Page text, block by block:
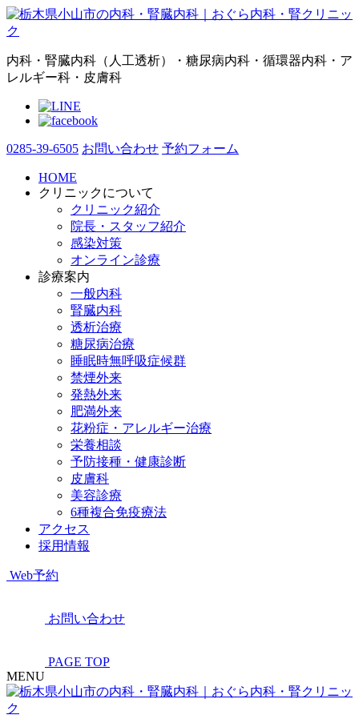
内科・腎臓内科（人工透析）・糖尿病内科・循環器内科・ア
レルギー科・皮膚科
0285-39-6505 お問い合わせ 予約フォーム
HOME
クリニックについて
クリニック紹介
院長・スタッフ紹介
感染対策
オンライン診療
診療案内
一般内科
腎臓内科
透析治療
糖尿病治療
睡眠時無呼吸症候群
禁煙外来
発熱外来
肥満外来
花粉症・アレルギー治療
栄養相談
予防接種・健康診断
皮膚科
美容診療
6種複合免疫療法
アクセス
採用情報
Web予約
お問い合わせ
PAGE TOP
MENU